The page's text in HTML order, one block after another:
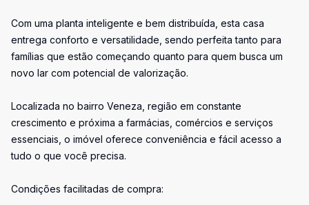
Com uma planta inteligente e bem distribuída, esta casa
entrega conforto e versatilidade, sendo perfeita tanto para
famílias que estão começando quanto para quem busca um
novo lar com potencial de valorização.
Localizada no bairro Veneza, região em constante
crescimento e próxima a farmácias, comércios e serviços
essenciais, o imóvel oferece conveniência e fácil acesso a
tudo o que você precisa.
Condições facilitadas de compra: